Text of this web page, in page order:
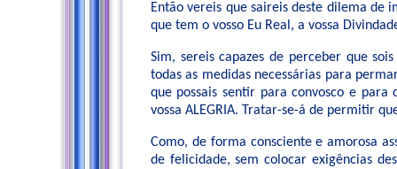
Então vereis que saireis deste dilema de
que tem o vosso Eu Real, a vossa
Sim, sereis capazes de perceber que
todas as medidas necessárias para
que possais sentir para convosco e
vossa ALEGRIA. Tratar-se-á de permitir
Como, de forma consciente e amorosa
de felicidade, sem colocar exigências